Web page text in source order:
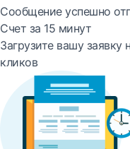
Сообщение успешно
Счет за 15 минут
Загрузите вашу заявку
кликов